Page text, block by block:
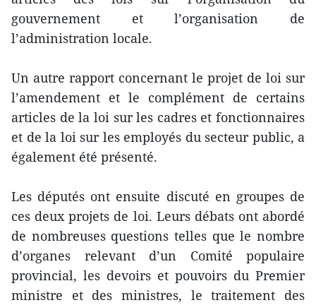
gouvernement et l’organisation de
l’administration locale.
Un autre rapport concernant le projet de loi sur
l’amendement et le complément de certains
articles de la loi sur les cadres et fonctionnaires
et de la loi sur les employés du secteur public, a
également été présenté.
Les députés ont ensuite discuté en groupes de
ces deux projets de loi. Leurs débats ont abordé
de nombreuses questions telles que le nombre
d’organes relevant d’un Comité populaire
provincial, les devoirs et pouvoirs du Premier
ministre et des ministres, le traitement des